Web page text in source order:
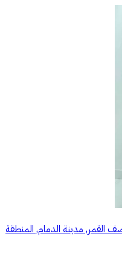
القمر, مدينة الدمام, المنطقة